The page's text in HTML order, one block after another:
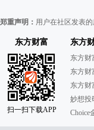
郑重声明： 用户在社区发表
东方财富
扫一扫下载APP
东方
东方财
东方财
东方财
妙想投
Choice